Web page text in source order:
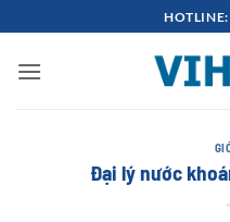
qua
nội
Đại lý nước